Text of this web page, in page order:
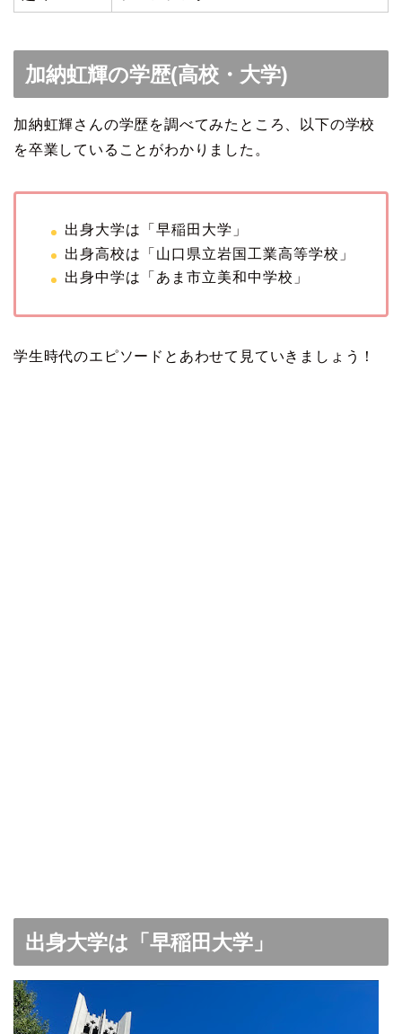
加納虹輝の学歴(高校・大学)
加納虹輝さんの学歴を調べてみたところ、以下の学校
を卒業していることがわかりました。
出身大学は「早稲田大学」
出身高校は「山口県立岩国工業高等学校」
出身中学は「あま市立美和中学校」
学生時代のエピソードとあわせて見ていきましょう！
出身大学は「早稲田大学」